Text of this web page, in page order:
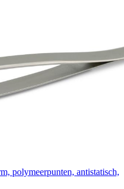
polymeerpunten, antistatisch,